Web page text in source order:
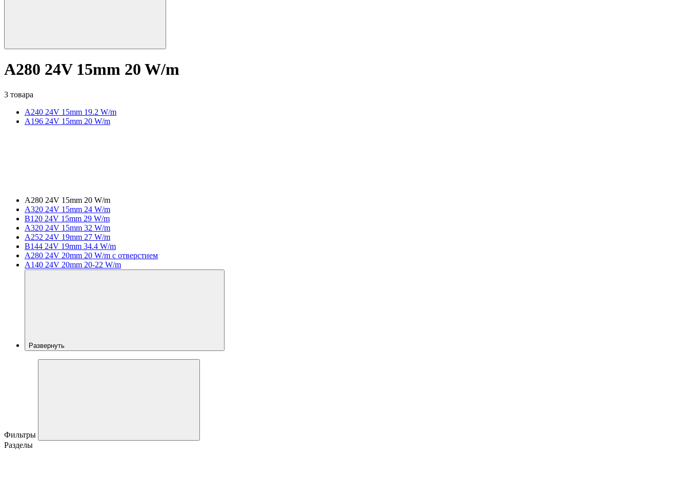
A280 24V 15mm 20 W/m
3 товара
A240 24V 15mm 19.2 W/m
A196 24V 15mm 20 W/m
A280 24V 15mm 20 W/m
A320 24V 15mm 24 W/m
B120 24V 15mm 29 W/m
A320 24V 15mm 32 W/m
A252 24V 19mm 27 W/m
B144 24V 19mm 34.4 W/m
A280 24V 20mm 20 W/m с отверстием
A140 24V 20mm 20-22 W/m
Развернуть
Фильтры
Разделы